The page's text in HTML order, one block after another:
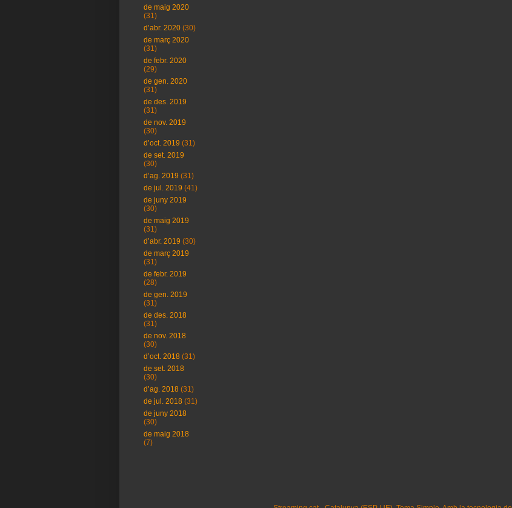
de maig 2020
(31)
d’abr. 2020 (30)
de març 2020
(31)
de febr. 2020
(29)
de gen. 2020
(31)
de des. 2019
(31)
de nov. 2019
(30)
d’oct. 2019 (31)
de set. 2019
(30)
d’ag. 2019 (31)
de jul. 2019 (41)
de juny 2019
(30)
de maig 2019
(31)
d’abr. 2019 (30)
de març 2019
(31)
de febr. 2019
(28)
de gen. 2019
(31)
de des. 2018
(31)
de nov. 2018
(30)
d’oct. 2018 (31)
de set. 2018
(30)
d’ag. 2018 (31)
de jul. 2018 (31)
de juny 2018
(30)
de maig 2018
(7)